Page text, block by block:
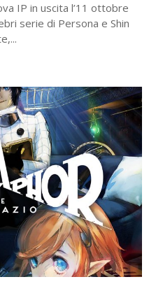
IP in uscita l’11 ottobre
serie di Persona e Shin